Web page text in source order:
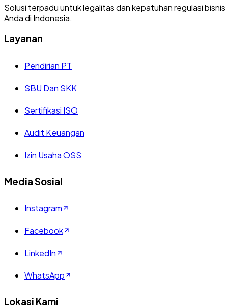
Solusi terpadu untuk legalitas dan kepatuhan regulasi bisnis
Anda di Indonesia.
Layanan
Pendirian PT
SBU Dan SKK
Sertifikasi ISO
Audit Keuangan
Izin Usaha OSS
Media Sosial
Instagram
Facebook
LinkedIn
WhatsApp
Lokasi Kami